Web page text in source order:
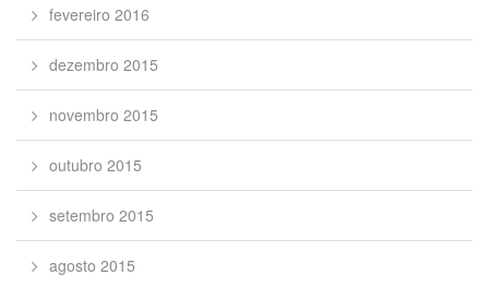
fevereiro 2016
dezembro 2015
novembro 2015
outubro 2015
setembro 2015
agosto 2015